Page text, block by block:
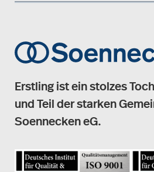
Erstling ist ein stolzes
und Teil der starken
Soennecken eG.